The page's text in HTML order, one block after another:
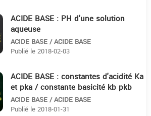
ACIDE BASE : PH d'une solution
aqueuse
ACIDE BASE / ACIDE BASE
Publié le 2018-02-03
ACIDE BASE : constantes d'acidité Ka
et pka / constante basicité kb pkb
ACIDE BASE / ACIDE BASE
Publié le 2018-01-31